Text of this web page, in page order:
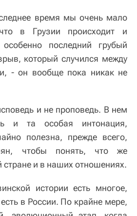
время мы очень мало
в Грузии происходит и
последний грубый
который случился между
- он вообще пока никак не
и не проповедь. В нем
и та особая интонация,
полезна, прежде всего,
чтобы понять, что же
стране и в наших отношениях.
истории есть многое,
в России. По крайне мере,